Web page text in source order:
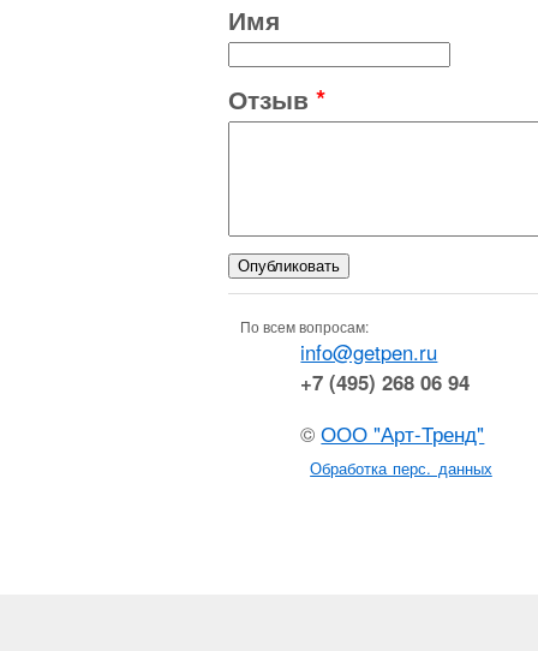
Имя
Отзыв *
По всем вопросам:
info@getpen.ru
+7 (495) 268 06 94
©ООО "Арт-Тренд"
Обработка перс. данных